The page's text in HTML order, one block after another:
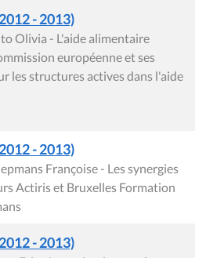
- 2013)
Olivia - L'aide alimentaire
européenne et ses
les structures actives dans l'aide
- 2013)
Françoise - Les synergies
Actiris et Bruxelles Formation
- 2013)